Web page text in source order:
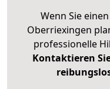
Wenn Sie
Oberriexingen
professionelle
Kontaktieren